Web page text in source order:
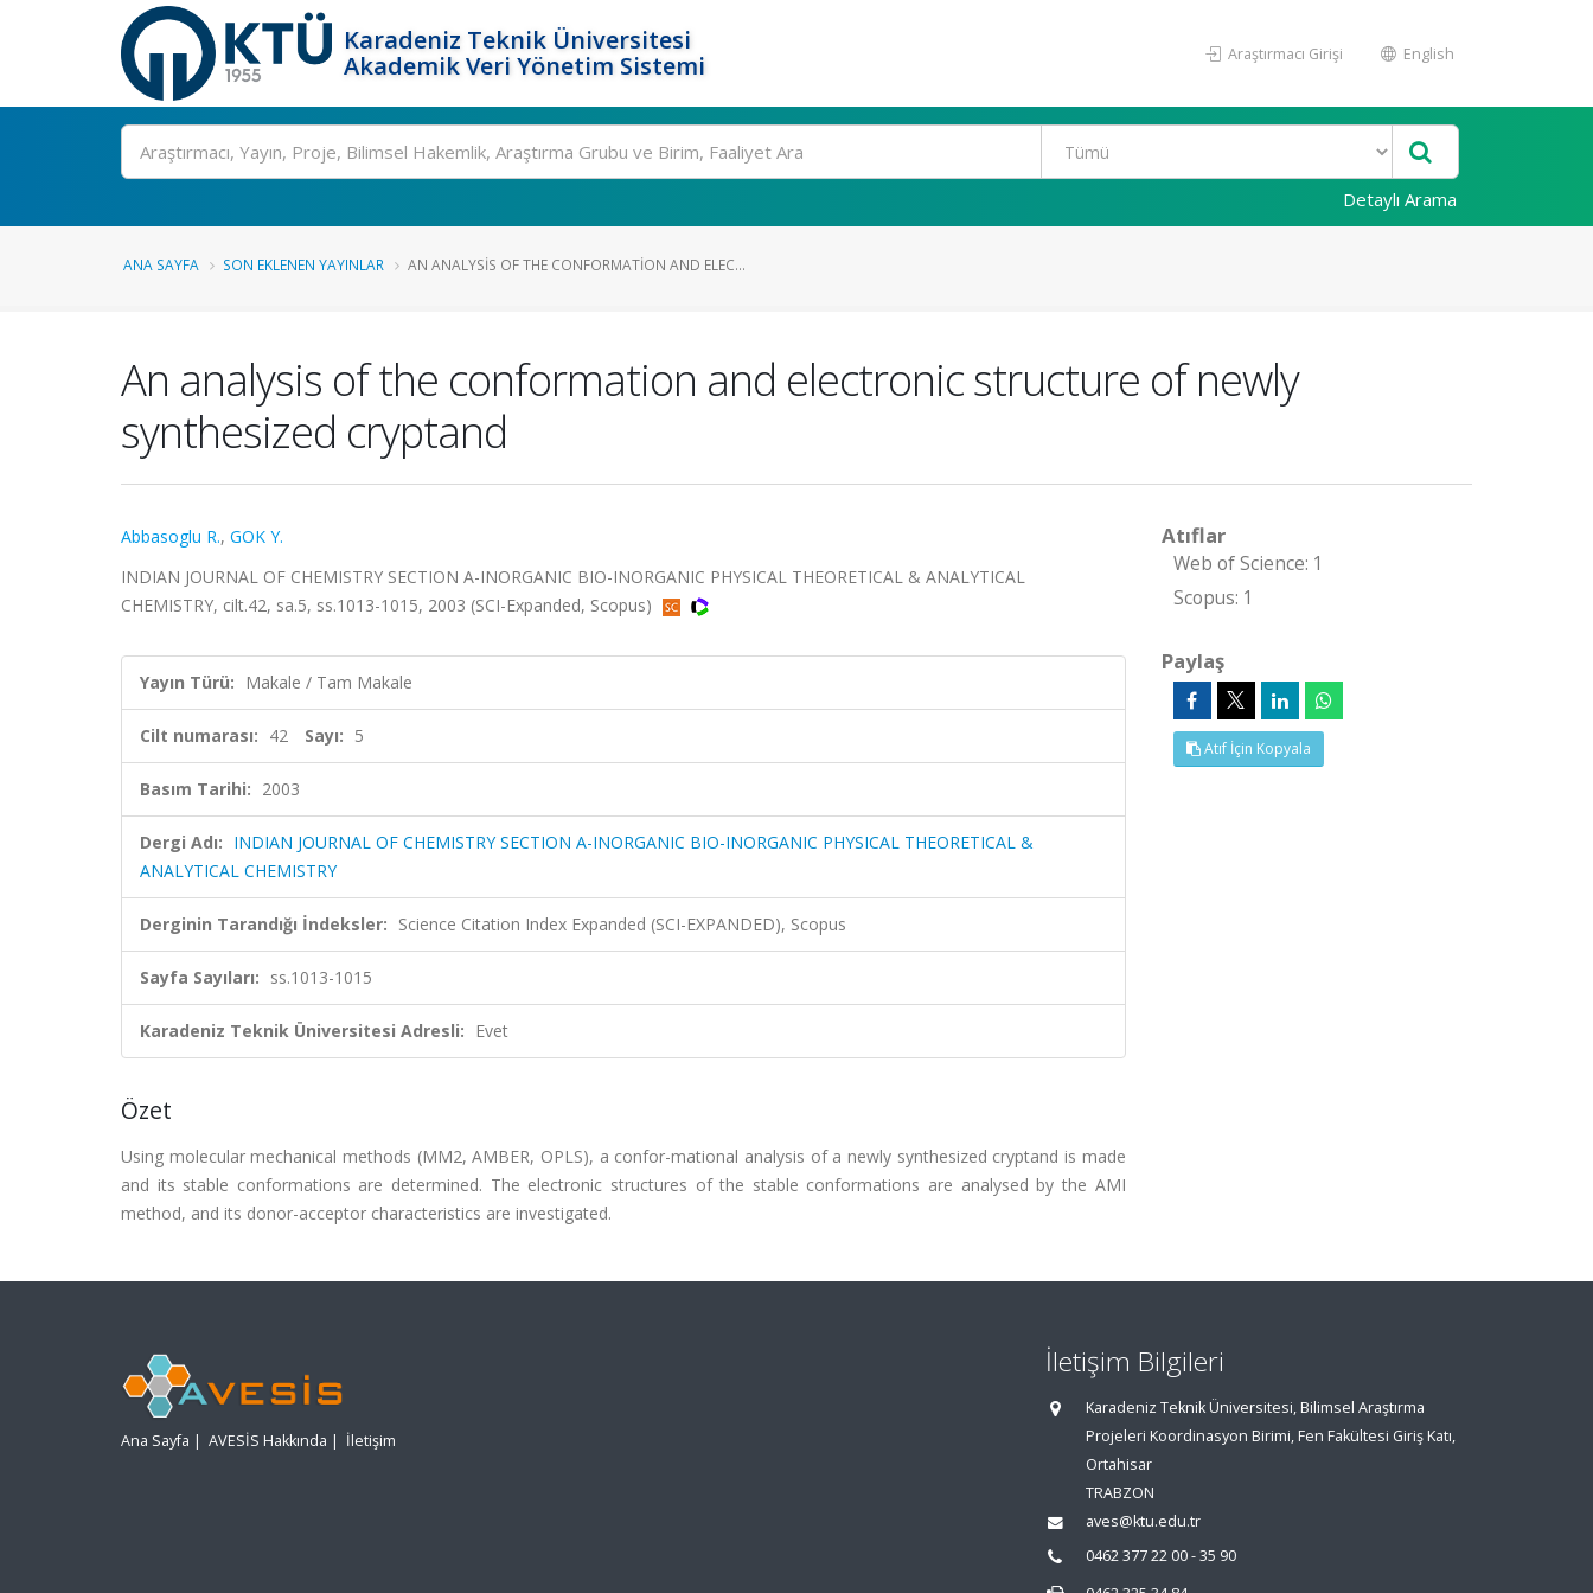
Karadeniz Teknik Üniversitesi
Akademik Veri Yönetim Sistemi
Araştırmacı Girişi English
Ara
Detaylı Arama
ANA SAYFA SON EKLENEN YAYINLAR AN ANALYSIS OF THE CONFORMATION AND ELEC...
An analysis of the conformation and electronic structure of newly
synthesized cryptand
Abbasoglu R., GOK Y.
INDIAN JOURNAL OF CHEMISTRY SECTION A-INORGANIC BIO-INORGANIC PHYSICAL THEORETICAL & ANALYTICAL
CHEMISTRY, cilt.42, sa.5, ss.1013-1015, 2003 (SCI-Expanded, Scopus)
Yayın Türü: Makale / Tam Makale
Cilt numarası: 42 Sayı: 5
Basım Tarihi: 2003
Dergi Adı: INDIAN JOURNAL OF CHEMISTRY SECTION A-INORGANIC BIO-INORGANIC PHYSICAL THEORETICAL &
ANALYTICAL CHEMISTRY
Derginin Tarandığı İndeksler: Science Citation Index Expanded (SCI-EXPANDED), Scopus
Sayfa Sayıları: ss.1013-1015
Karadeniz Teknik Üniversitesi Adresli: Evet
Özet
Using molecular mechanical methods (MM2, AMBER, OPLS), a confor-mational analysis of a newly synthesized cryptand is made
and its stable conformations are determined. The electronic structures of the stable conformations are analysed by the AMI
method, and its donor-acceptor characteristics are investigated.
Atıflar
Web of Science: 1
Scopus: 1
Paylaş
Atıf İçin Kopyala
Ana Sayfa | AVESİS Hakkında | İletişim
İletişim Bilgileri
Karadeniz Teknik Üniversitesi, Bilimsel Araştırma
Projeleri Koordinasyon Birimi, Fen Fakültesi Giriş Katı,
Ortahisar
TRABZON
aves@ktu.edu.tr
0462 377 22 00 - 35 90